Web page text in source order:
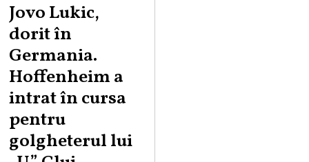
Jovo Lukic,
dorit în
Germania.
Hoffenheim a
intrat în cursa
pentru
golgheterul lui